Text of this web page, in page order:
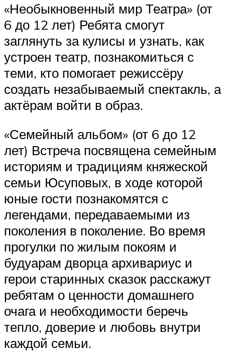
«Необыкновенный мир Театра» (от
6 до 12 лет) Ребята смогут
заглянуть за кулисы и узнать, как
устроен театр, познакомиться с
теми, кто помогает режиссёру
создать незабываемый спектакль, а
актёрам войти в образ.
«Семейный альбом» (от 6 до 12
лет) Встреча посвящена семейным
историям и традициям княжеской
семьи Юсуповых, в ходе которой
юные гости познакомятся с
легендами, передаваемыми из
поколения в поколение. Во время
прогулки по жилым покоям и
будуарам дворца архивариус и
герои старинных сказок расскажут
ребятам о ценности домашнего
очага и необходимости беречь
тепло, доверие и любовь внутри
каждой семьи.